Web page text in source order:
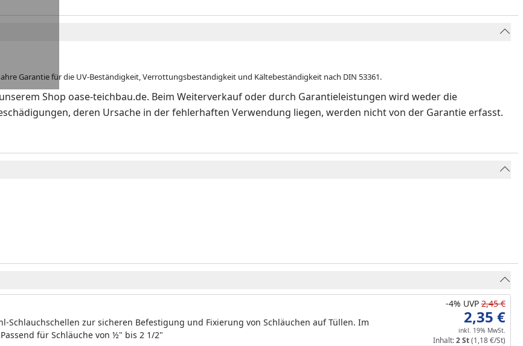
Garantie für die UV-Beständigkeit, Verrottungsbeständigkeit und Kältebeständigkeit nach DIN 53361.
Shop oase-teichbau.de. Beim Weiterverkauf oder durch Garantieleistungen wird weder die
deren Ursache in der fehlerhaften Verwendung liegen, werden nicht von der Garantie erfasst.
Schlauchschellen zur sicheren Befestigung und Fixierung von Schläuchen auf Tüllen. Im
für Schläuche von ½" bis 2 1/2"
-4% UVP 2,45 €
2,35 €
inkl. 19% MwSt.
Inhalt:2 St(1,18 €/St)